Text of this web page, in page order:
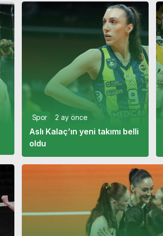
Spor 2 ay önce
Aslı Kalaç’ın yeni takımı belli
oldu